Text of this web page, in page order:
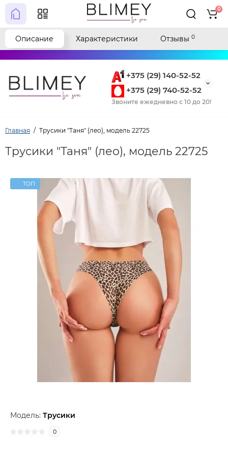
+375 (29) 140-52-52
+375 (29) 740-52-52
Звоните ежедневно с 10 до 20!
0
Главная Трусики "Таня" (лео), модель 22725
Трусики "Таня" (лео), модель 22725
ТОП
Модель: Трусики
0
Описание Характеристики Отзывы 0